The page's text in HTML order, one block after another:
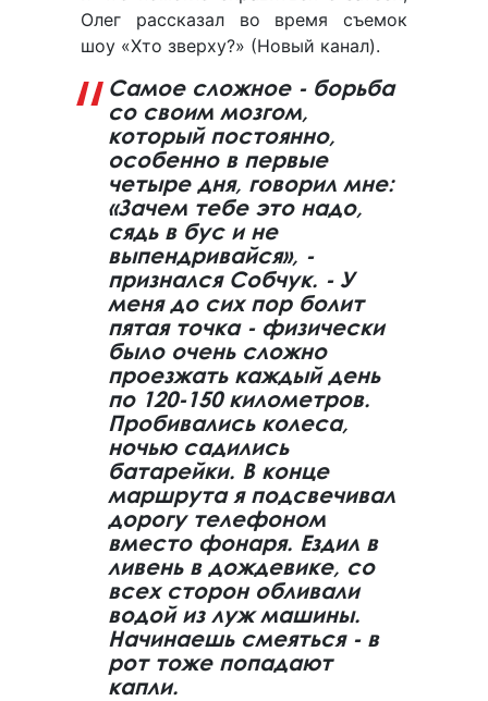
Олег рассказал во время съемок
шоу «Хто зверху?» (Новый канал).
Самое сложное - борьба
со своим мозгом,
который постоянно,
особенно в первые
четыре дня, говорил мне:
«Зачем тебе это надо,
сядь в бус и не
выпендривайся», -
признался Собчук. - У
меня до сих пор болит
пятая точка - физически
было очень сложно
проезжать каждый день
по 120-150 километров.
Пробивались колеса,
ночью садились
батарейки. В конце
маршрута я подсвечивал
дорогу телефоном
вместо фонаря. Ездил в
ливень в дождевике, со
всех сторон обливали
водой из луж машины.
Начинаешь смеяться - в
рот тоже попадают
капли.